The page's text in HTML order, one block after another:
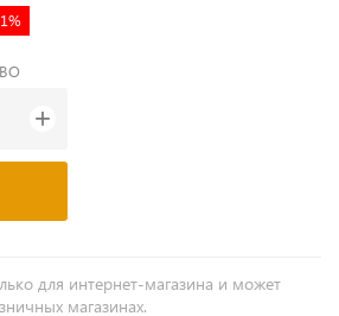
+
для интернет-магазина и может
магазинах.